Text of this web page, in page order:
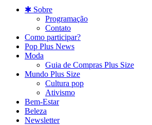
✱ Sobre
Programação
Contato
Como participar?
Pop Plus News
Moda
Guia de Compras Plus Size
Mundo Plus Size
Cultura pop
Ativismo
Bem-Estar
Beleza
Newsletter